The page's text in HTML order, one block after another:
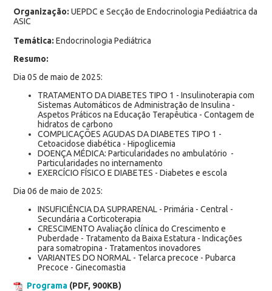
Organização: UEPDC e Secção de Endocrinologia Pediáatrica da
ASIC
Temática: Endocrinologia Pediátrica
Resumo:
Dia 05 de maio de 2025:
TRATAMENTO DA DIABETES TIPO 1 - Insulinoterapia com
Sistemas Automáticos de Administração de Insulina -
Aspetos Práticos na Educação Terapêutica - Contagem de
hidratos de carbono
COMPLICAÇÕES AGUDAS DA DIABETES TIPO 1 -
Cetoacidose diabética - Hipoglicemia
DOENÇA MÉDICA: Particularidades no ambulatório -
Particularidades no internamento
EXERCÍCIO FÍSICO E DIABETES - Diabetes e escola
Dia 06 de maio de 2025:
INSUFICIÊNCIA DA SUPRARENAL - Primária - Central -
Secundária a Corticoterapia
CRESCIMENTO Avaliação clínica do Crescimento e
Puberdade - Tratamento da Baixa Estatura - Indicações
para somatropina - Tratamentos inovadores
VARIANTES DO NORMAL - Telarca precoce - Pubarca
Precoce - Ginecomastia
Programa(PDF, 900KB)